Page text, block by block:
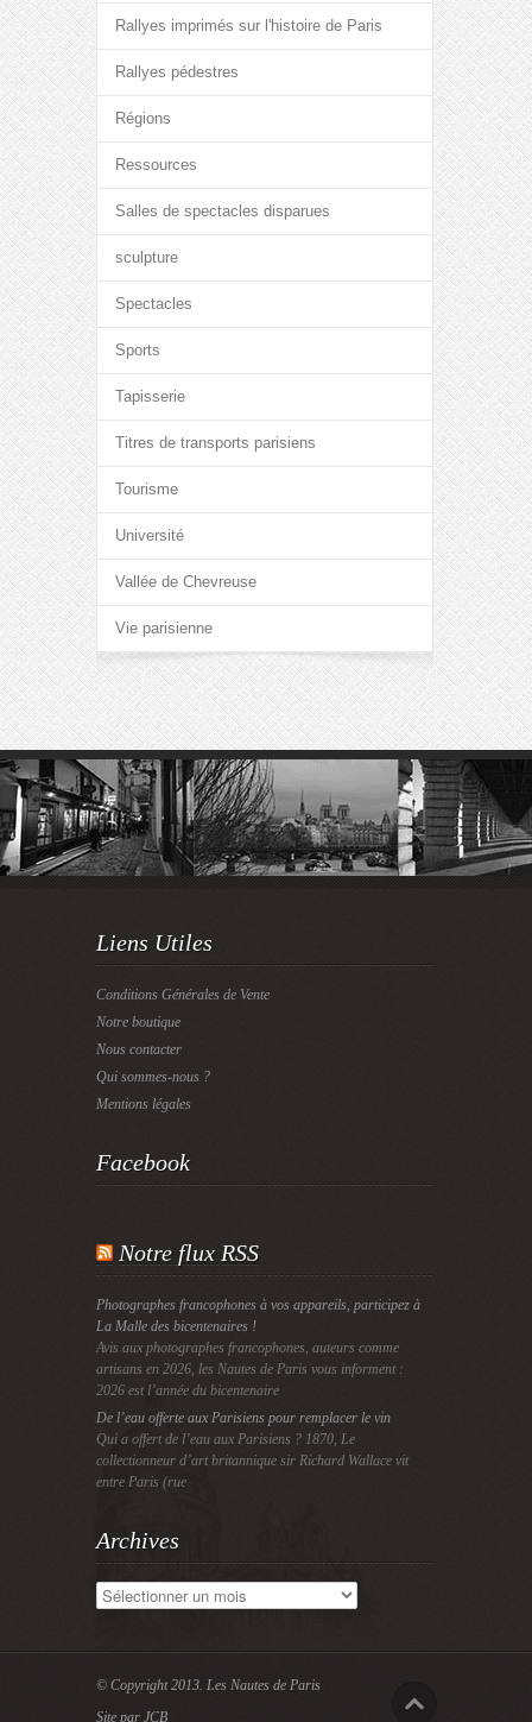
Rallyes imprimés sur l'histoire de Paris
Rallyes pédestres
Régions
Ressources
Salles de spectacles disparues
sculpture
Spectacles
Sports
Tapisserie
Titres de transports parisiens
Tourisme
Université
Vallée de Chevreuse
Vie parisienne
Liens Utiles
Conditions Générales de Vente
Notre boutique
Nous contacter
Qui sommes-nous ?
Mentions légales
Facebook
Notre flux RSS
Photographes francophones à vos appareils, participez à
La Malle des bicentenaires !
Avis aux photographes francophones, auteurs comme
artisans en 2026, les Nautes de Paris vous informent :
2026 est l’année du bicentenaire
De l’eau offerte aux Parisiens pour remplacer le vin
Qui a offert de l’eau aux Parisiens ? 1870, Le
collectionneur d’art britannique sir Richard Wallace vit
entre Paris (rue
Archives
Archives
© Copyright 2013. Les Nautes de Paris
Site par JCB